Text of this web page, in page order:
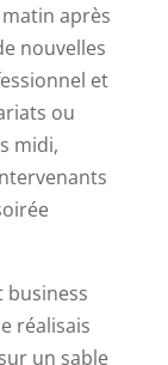
après
nouvelles
et
ou
midi,
business
réalisais
un sable